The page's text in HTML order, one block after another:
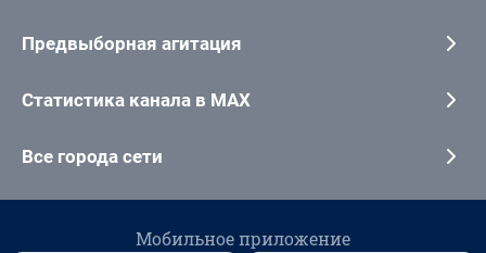
Предвыборная агитация
Статистика канала в MAX
Все города сети
Мобильное приложение